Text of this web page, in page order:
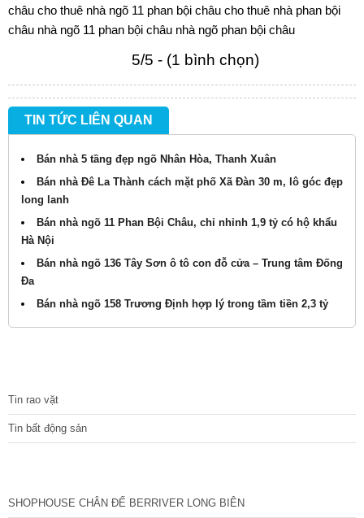
châu cho thuê nhà ngõ 11 phan bội châu cho thuê nhà phan bội
châu nhà ngõ 11 phan bội châu nhà ngõ phan bội châu
5/5 - (1 bình chọn)
TIN TỨC LIÊN QUAN
Bán nhà 5 tầng đẹp ngõ Nhân Hòa, Thanh Xuân
Bán nhà Đê La Thành cách mặt phố Xã Đàn 30 m, lô góc đẹp
long lanh
Bán nhà ngõ 11 Phan Bội Châu, chỉ nhỉnh 1,9 tỷ có hộ khẩu
Hà Nội
Bán nhà ngõ 136 Tây Sơn ô tô con đỗ cửa – Trung tâm Đống
Đa
Bán nhà ngõ 158 Trương Định hợp lý trong tầm tiền 2,3 tỷ
Tin rao vặt
Tin bất động sản
SHOPHOUSE CHÂN ĐẾ BERRIVER LONG BIÊN